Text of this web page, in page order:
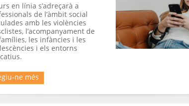
en línia s’adreçarà a
de l’àmbit social
amb les violències
l’acompanyament de
les infàncies i les
i els entorns
ne més